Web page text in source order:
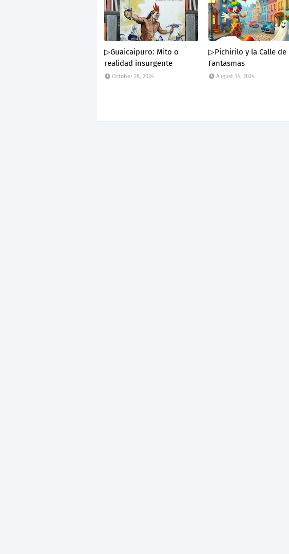
▷Guaicaipuro: Mito o
realidad insurgente
October 28, 2024
▷Pichirilo y la Calle de
Fantasmas
August 14, 2024